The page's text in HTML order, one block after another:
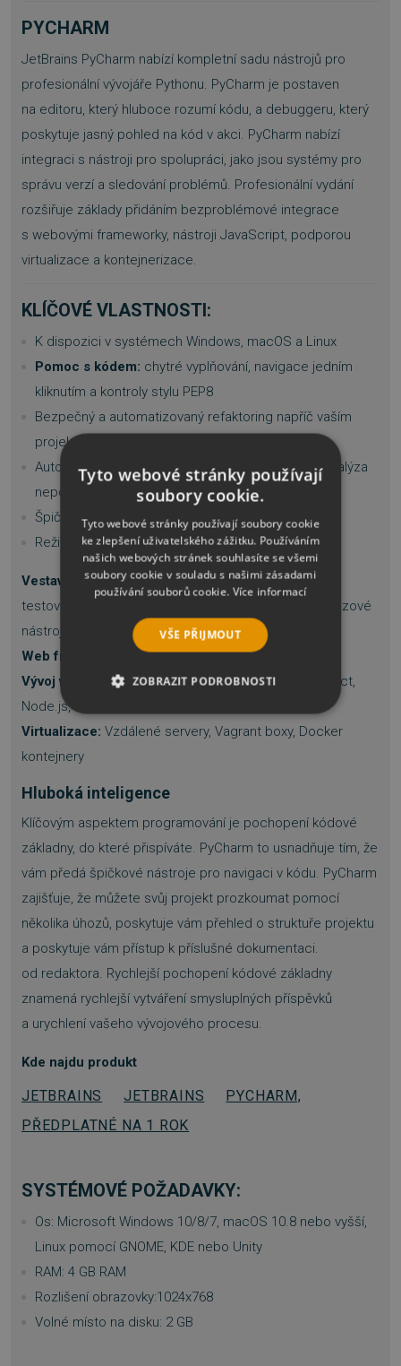
PYCHARM
JetBrains PyCharm nabízí kompletní sadu nástrojů pro
profesionální vývojáře Pythonu. PyCharm je postaven
na editoru, který hluboce rozumí kódu, a debuggeru, který
poskytuje jasný pohled na kód v akci. PyCharm nabízí
integraci s nástroji pro spolupráci, jako jsou systémy pro
správu verzí a sledování problémů. Profesionální vydání
rozšiřuje základy přidáním bezproblémové integrace
s webovými frameworky, nástroji JavaScript, podporou
virtualizace a kontejnerizace.
KLÍČOVÉ VLASTNOSTI:
K dispozici v systémech Windows, macOS a Linux
Pomoc s kódem: chytré vyplňování, navigace jedním
kliknutím a kontroly stylu PEP8
Bezpečný a automatizovaný refaktoring napříč vaším
projektem
Automaticky detekuje problémy s kódem: např. analýza
nepoužitého kódu
Špičkový vysoce výkonný debugger
Režim Vim-emulace
Vestavěné nástroje: ladění Pythonu, kontrola verzí,
testování jednotek &, pokrytí kódu, profilování, databázové
nástroje
Web framework:
Django, Flask, Pyramid, Web2py
Vývoj webu:
JavaScript, HTML / CSS, AngularJS, React,
Node.js, Vue.js
Virtualizace: Vzdálené servery, Vagrant boxy, Docker
kontejnery
Hluboká inteligence
Klíčovým aspektem programování je pochopení kódové
základny, do které přispíváte. PyCharm to usnadňuje tím, že
vám předá špičkové nástroje pro navigaci v kódu. PyCharm
zajišťuje, že můžete svůj projekt prozkoumat pomocí
několika úhozů, poskytuje vám přehled o struktuře projektu
a poskytuje vám přístup k příslušné dokumentaci.
od redaktora. Rychlejší pochopení kódové základny
znamená rychlejší vytváření smysluplných příspěvků
a urychlení vašeho vývojového procesu.
Kde najdu produkt
JETBRAINS JETBRAINS
PYCHARM,
PŘEDPLATNÉ NA 1 ROK
SYSTÉMOVÉ POŽADAVKY:
Os: Microsoft Windows 10/8/7, macOS 10.8 nebo vyšší,
Linux pomocí GNOME, KDE nebo Unity
RAM: 4 GB RAM
Rozlišení obrazovky:1024x768
Volné místo na disku: 2 GB
Tyto webové stránky používají
soubory cookie.
Tyto webové stránky používají soubory cookie
ke zlepšení uživatelského zážitku. Používáním
našich webových stránek souhlasíte se všemi
soubory cookie v souladu s našimi zásadami
používání souborů cookie. Více informací
VŠE PŘIJMOUT
ZOBRAZIT PODROBNOSTI
SOUBORY CÍLENÍ
FUNKČNÍ SOUBORY
NEZAŘAZENÉ SOUBORY
Nezbytně nutné soubory
Výkonové soubory
Soubory cílení
Funkční soubory
Nezařazené soubory
Nezbytně nutné soubory cookie umožňují
základní funkce webových stránek, jako je
stránky nelze bez nezbytně nutných souborů
cookie správně používat.
_GRECAPTCHA
__cf_bm